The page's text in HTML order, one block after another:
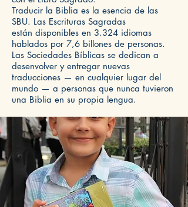
Traducir la Biblia es la esencia de las
SBU. Las Escrituras Sagradas
están disponibles en 3.324 idiomas
hablados por 7,6 billones de personas.
Las Sociedades Bíblicas se dedican a
desenvolver y entregar nuevas
traducciones — en cualquier lugar del
mundo — a personas que nunca tuvieron
una Biblia en su propia lengua.